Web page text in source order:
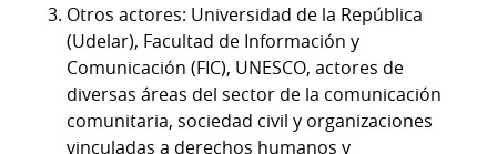
Otros actores: Universidad de la República
(Udelar), Facultad de Información y
Comunicación (FIC), UNESCO, actores de
diversas áreas del sector de la comunicación
comunitaria, sociedad civil y organizaciones
vinculadas a derechos humanos y